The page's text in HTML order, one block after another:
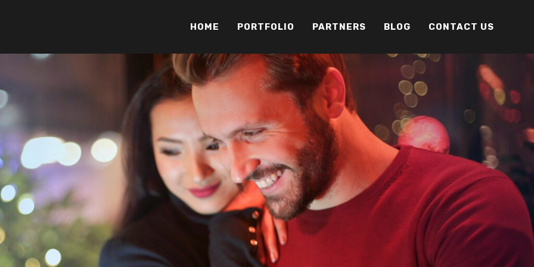
HOME PORTFOLIO PARTNERS BLOG CONTACT US